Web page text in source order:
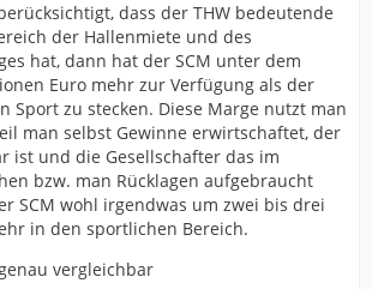
dass der THW bedeutende
der Hallenmiete und des
hat, dann hat der SCM unter dem
Euro mehr zur Verfügung als der
Sport zu stecken. Diese Marge nutzt man
man selbst Gewinne erwirtschaftet, der
ist und die Gesellschafter das im
bzw. man Rücklagen aufgebraucht
SCM wohl irgendwas um zwei bis drei
in den sportlichen Bereich.
vergleichbar